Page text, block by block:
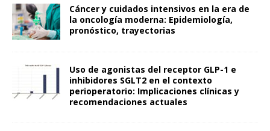
Cáncer y cuidados intensivos en la era de
la oncología moderna: Epidemiología,
pronóstico, trayectorias
Uso de agonistas del receptor GLP-1 e
inhibidores SGLT2 en el contexto
perioperatorio: Implicaciones clínicas y
recomendaciones actuales